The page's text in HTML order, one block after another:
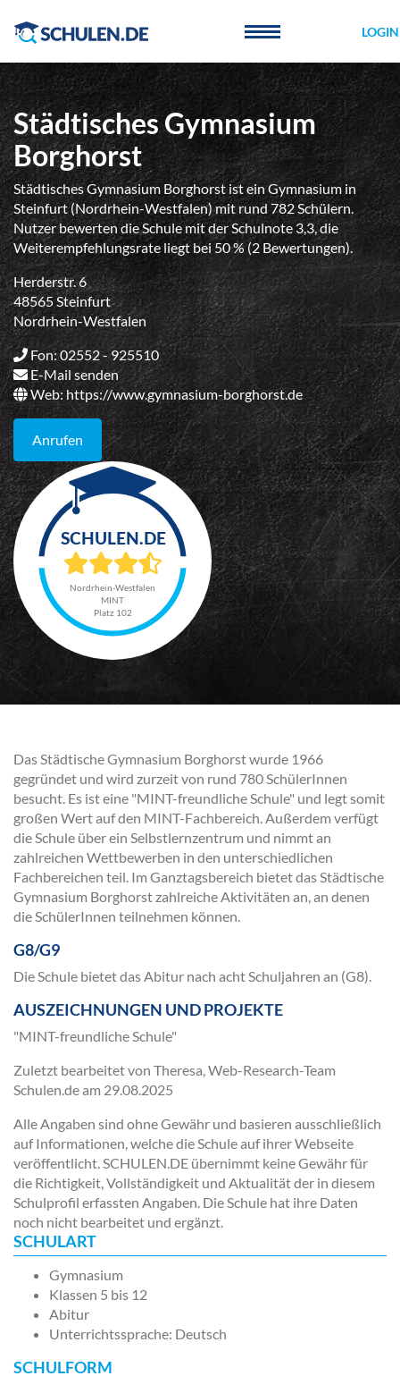
LOGIN
Städtisches Gymnasium
Borghorst
Städtisches Gymnasium Borghorst ist ein Gymnasium in
Steinfurt (Nordrhein-Westfalen) mit rund 782 Schülern.
Nutzer bewerten die Schule mit der Schulnote 3,3, die
Weiterempfehlungsrate liegt bei 50 % (2 Bewertungen).
Herderstr. 6
48565 Steinfurt
Nordrhein-Westfalen
Fon: 02552 - 925510
E-Mail senden
Web: https://www.gymnasium-borghorst.de
Anrufen
Nordrhein-Westfalen
MINT
Platz 102
Das Städtische Gymnasium Borghorst wurde 1966
gegründet und wird zurzeit von rund 780 SchülerInnen
besucht. Es ist eine "MINT-freundliche Schule" und legt somit
großen Wert auf den MINT-Fachbereich. Außerdem verfügt
die Schule über ein Selbstlernzentrum und nimmt an
zahlreichen Wettbewerben in den unterschiedlichen
Fachbereichen teil. Im Ganztagsbereich bietet das Städtische
Gymnasium Borghorst zahlreiche Aktivitäten an, an denen
die SchülerInnen teilnehmen können.
G8/G9
Die Schule bietet das Abitur nach acht Schuljahren an (G8).
AUSZEICHNUNGEN UND PROJEKTE
"MINT-freundliche Schule"
Zuletzt bearbeitet von Theresa, Web-Research-Team
Schulen.de am 29.08.2025
Alle Angaben sind ohne Gewähr und basieren ausschließlich
auf Informationen, welche die Schule auf ihrer Webseite
veröffentlicht. SCHULEN.DE übernimmt keine Gewähr für
die Richtigkeit, Vollständigkeit und Aktualität der in diesem
Schulprofil erfassten Angaben. Die Schule hat ihre Daten
noch nicht bearbeitet und ergänzt.
SCHULART
Gymnasium
Klassen 5 bis 12
Abitur
Unterrichtssprache: Deutsch
SCHULFORM